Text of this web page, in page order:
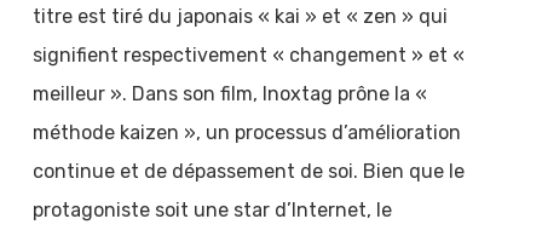
titre est tiré du japonais « kai » et « zen » qui
signifient respectivement « changement » et «
meilleur ». Dans son film, Inoxtag prône la «
méthode kaizen », un processus d’amélioration
continue et de dépassement de soi. Bien que le
protagoniste soit une star d’Internet, le